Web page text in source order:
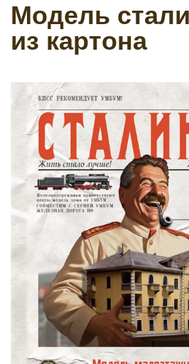
Модель
из картона